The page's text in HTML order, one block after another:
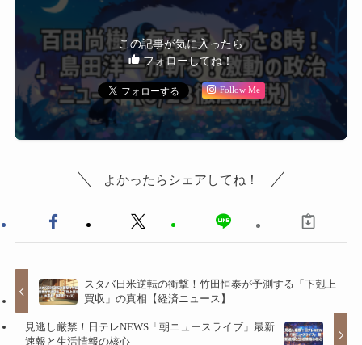
この記事が気に入ったら
フォローしてね！
Follow Me
よかったらシェアしてね！
スタバ日米逆転の衝撃！竹田恒泰が予測する「下剋上
買収」の真相【経済ニュース】
見逃し厳禁！日テレNEWS「朝ニュースライブ」最新
速報と生活情報の核心